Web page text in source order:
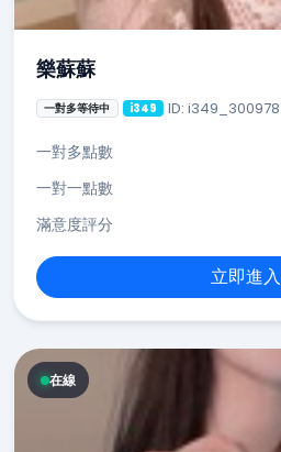
樂蘇蘇
一對多等待中 i349 ID: i349_300978
一對多點數
一對一點數
滿意度評分
立即進入
在線